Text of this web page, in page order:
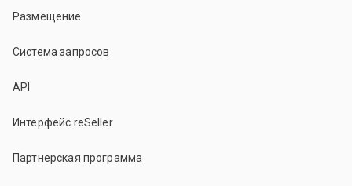
Размещение
Система запросов
API
Интерфейс reSeller
Партнерская программа